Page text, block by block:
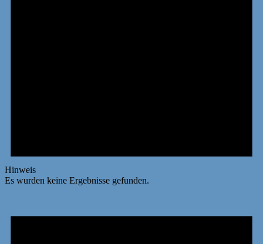
Hinweis
Es wurden keine Ergebnisse gefunden.